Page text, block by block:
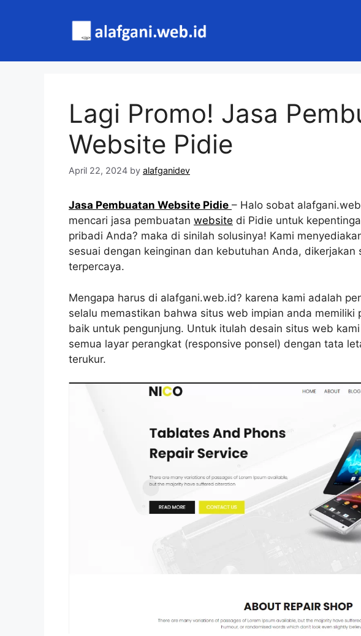
Lagi Promo! Jasa
Website Pidie
April 22, 2024 by alafganidev
Jasa Pembuatan Website Pidie – Halo sobat
mencari jasa pembuatan website di Pidie untuk
pribadi Anda? maka di sinilah solusinya! Kami
sesuai dengan keinginan dan kebutuhan Anda, dikerjakan
terpercaya.
Mengapa harus di alafgani.web.id? karena kami adalah
selalu memastikan bahwa situs web impian anda memiliki
baik untuk pengunjung. Untuk itulah desain situs web
semua layar perangkat (responsive ponsel) dengan tata
terukur.